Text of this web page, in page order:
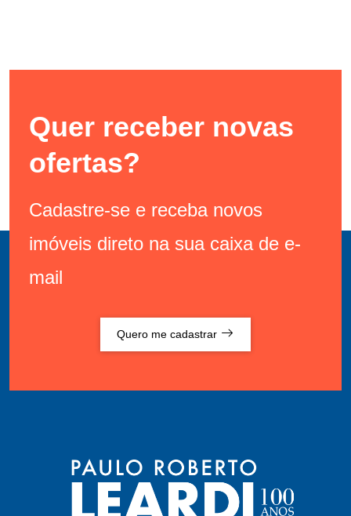
Quer receber novas
ofertas?
Cadastre-se e receba novos
imóveis direto na sua caixa de e-
mail
Quero me cadastrar